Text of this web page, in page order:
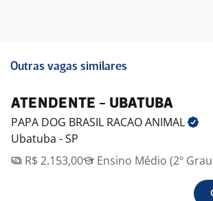
Outras vagas similares
ATENDENTE - UBATUBA
PAPA DOG BRASIL RACAOANIMAL
Ubatuba - SP
R$ 2.153,00
Ensino Médio (2º